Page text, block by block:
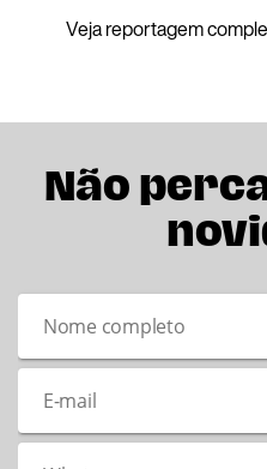
Veja reportagem
Não